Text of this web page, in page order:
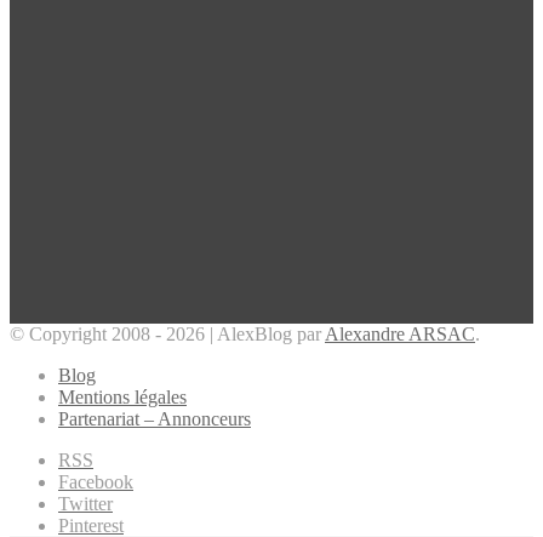
© Copyright 2008 - 2026 | AlexBlog par Alexandre ARSAC.
Blog
Mentions légales
Partenariat – Annonceurs
RSS
Facebook
Twitter
Pinterest